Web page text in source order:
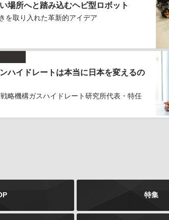
場所へと踏み込むヘビ型ロボット
を取り入れた革新的アイデア
ハイドレートは本当に日本を変えるの
略機構ガスハイドレート研究所代表・特任
特集